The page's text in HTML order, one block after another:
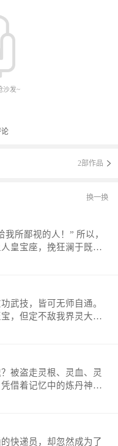
沙发~
2部作品
换一换
鄙视的人！” 所以，
皇宝座，挽狂澜于既
段无上的传说！ 微信
weibo.com/u/25284575
大家关注。
武技，皆可无师自通。
，但定不敌我界灵大
会）
被盗走灵根、灵血、灵
借着记忆中的炼丹神
诀，拨开重重迷雾，解
闻：龙
出，鬼泣神哭。 本
快递员，却忽然成为了